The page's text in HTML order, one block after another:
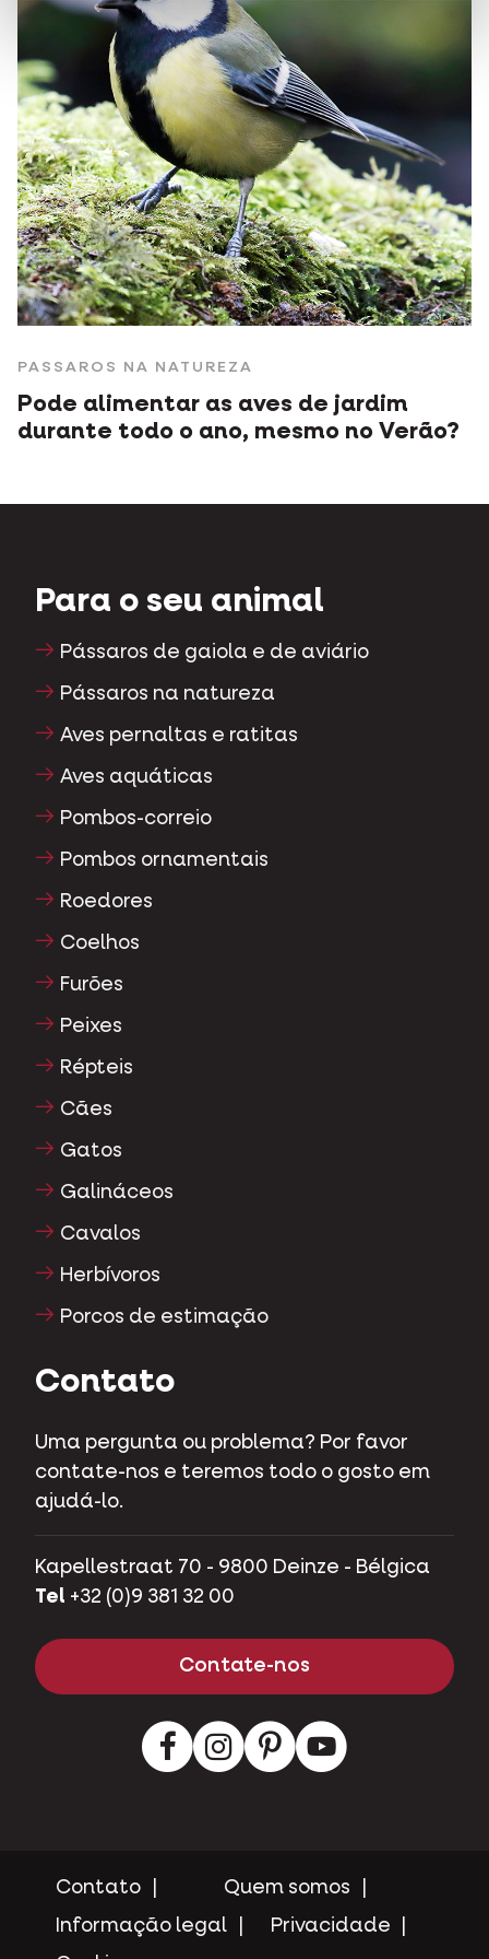
PASSAROS NA NATUREZA
Pode alimentar as aves de jardim
durante todo o ano, mesmo no Verão?
Para o seu animal
Pássaros de gaiola e de aviário
Pássaros na natureza
Aves pernaltas e ratitas
Aves aquáticas
Pombos-correio
Pombos ornamentais
Roedores
Coelhos
Furões
Peixes
Répteis
Cães
Gatos
Galináceos
Cavalos
Herbívoros
Porcos de estimação
Contato
Uma pergunta ou problema? Por favor
contate-nos e teremos todo o gosto em
ajudá-lo.
Kapellestraat 70 - 9800 Deinze - Bélgica
Tel +32 (0)9 381 32 00
Contate-nos
FacebookInstagram
LinkedInYoutube
Contato
Quem somos
Informação legal
Privacidade